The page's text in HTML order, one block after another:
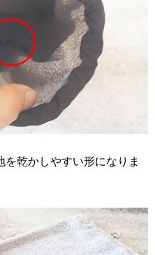
乾かしやすい形になりま